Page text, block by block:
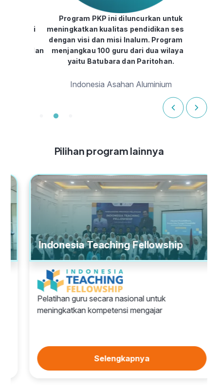
dan
Program PKP ini diluncurkan untuk
meningkatkan kualitas pendidikan sesuai
dengan visi dan misi Inalum. Program ini
menjangkau 100 guru dari dua wilayah,
yaitu Batubara dan Paritohan.
Indonesia Asahan Aluminium
Pilihan program lainnya
Indonesia Teaching Fellowship
Pelatihan guru secara nasional untuk
meningkatkan kompetensi mengajar
Selengkapnya